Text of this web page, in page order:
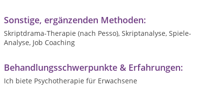
Sonstige, ergänzenden Methoden:
Skriptdrama-Therapie (nach Pesso), Skriptanalyse, Spiele-
Analyse, Job Coaching
Behandlungsschwerpunkte & Erfahrungen:
Ich biete Psychotherapie für Erwachsene